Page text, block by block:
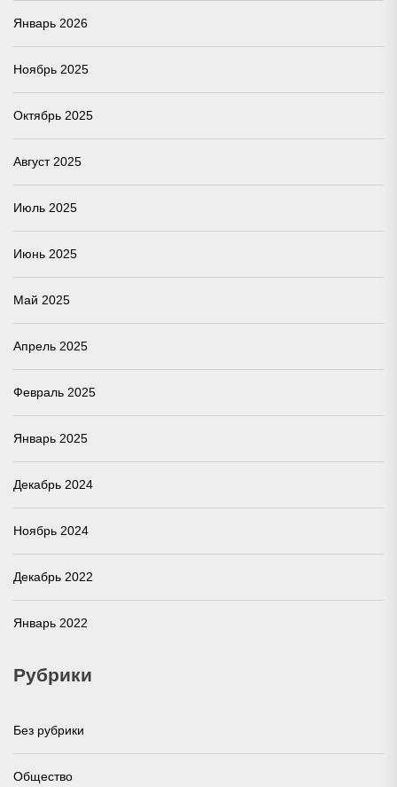
Январь 2026
Ноябрь 2025
Октябрь 2025
Август 2025
Июль 2025
Июнь 2025
Май 2025
Апрель 2025
Февраль 2025
Январь 2025
Декабрь 2024
Ноябрь 2024
Декабрь 2022
Январь 2022
Рубрики
Без рубрики
Общество